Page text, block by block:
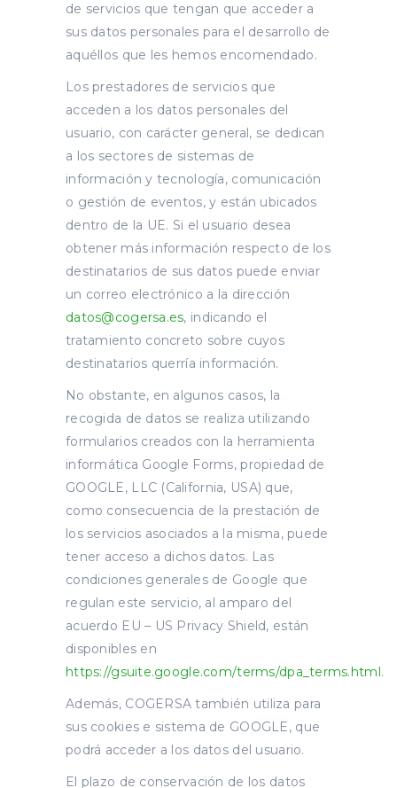
de servicios que tengan que acceder a
sus datos personales para el desarrollo de
aquéllos que les hemos encomendado.
Los prestadores de servicios que
acceden a los datos personales del
usuario, con carácter general, se dedican
a los sectores de sistemas de
información y tecnología, comunicación
o gestión de eventos, y están ubicados
dentro de la UE. Si el usuario desea
obtener más información respecto de los
destinatarios de sus datos puede enviar
un correo electrónico a la dirección
datos@cogersa.es, indicando el
tratamiento concreto sobre cuyos
destinatarios querría información.
No obstante, en algunos casos, la
recogida de datos se realiza utilizando
formularios creados con la herramienta
informática Google Forms, propiedad de
GOOGLE, LLC (California, USA) que,
como consecuencia de la prestación de
los servicios asociados a la misma, puede
tener acceso a dichos datos. Las
condiciones generales de Google que
regulan este servicio, al amparo del
acuerdo EU – US Privacy Shield, están
disponibles en
https://gsuite.google.com/terms/dpa_terms.html.
Además, COGERSA también utiliza para
sus cookies e sistema de GOOGLE, que
podrá acceder a los datos del usuario.
El plazo de conservación de los datos